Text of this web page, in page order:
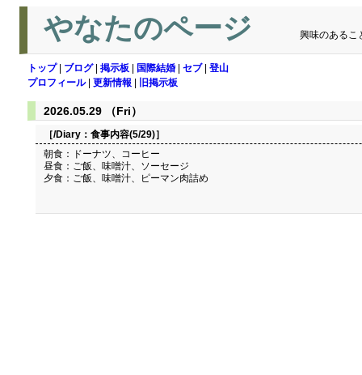
やなたのページ 興味のあるこ
トップ| ブログ| 掲示板 国際結婚 セブ| 登山
プロフィール| 更新情報 旧掲示板
2026.05.29 （Fri）
［/Diary： 食事内容(5/29)］
朝食：ドーナツ、コーヒー
昼食：ご飯、味噌汁、ソーセージ
夕食：ご飯、味噌汁、ピーマン肉詰め